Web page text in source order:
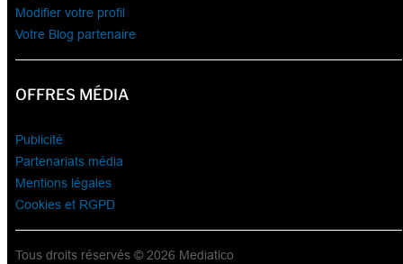
Modifier votre profil
Votre Blog partenaire
OFFRES MÉDIA
Publicité
Partenariats média
Mentions légales
Cookies et RGPD
Tous droits réservés © 2026 Mediatico